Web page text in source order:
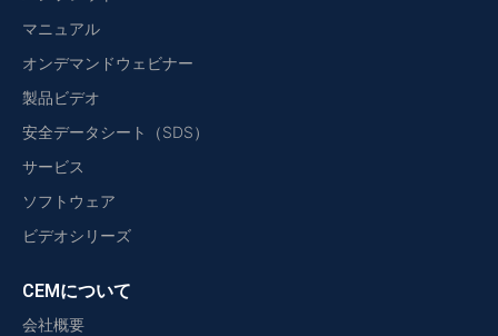
マニュアル
オンデマンドウェビナー
製品ビデオ
安全データシート（SDS）
サービス
ソフトウェア
ビデオシリーズ
CEMについて
会社概要